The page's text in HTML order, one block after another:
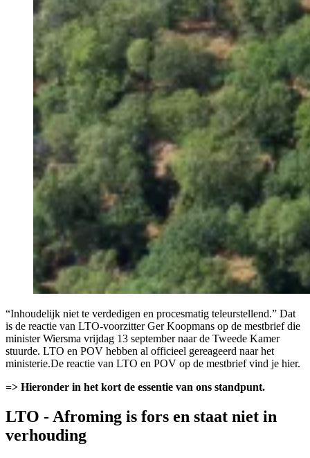
“Inhoudelijk niet te verdedigen en procesmatig teleurstellend.” Dat
is de reactie van LTO-voorzitter Ger Koopmans op de mestbrief die
minister Wiersma vrijdag 13 september naar de Tweede Kamer
stuurde. LTO en POV hebben al officieel gereageerd naar het
ministerie.De reactie van LTO en POV op de mestbrief vind je hier.
=> Hieronder in het kort de essentie van ons standpunt.
LTO - Afroming is fors en staat niet in
verhouding